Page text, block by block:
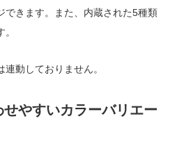
できます。また、内蔵された5種類
動しておりません。
やすいカラーバリエー